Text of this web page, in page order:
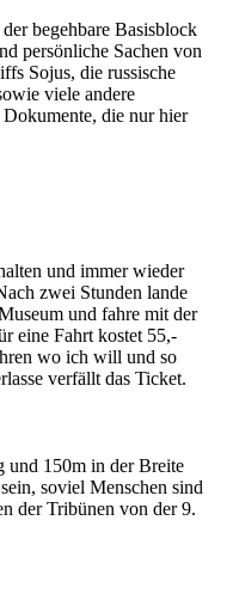
begehbare Basisblock
persönliche Sachen von
Sojus, die russische
viele andere
die nur hier
und immer wieder
zwei Stunden lande
und fahre mit der
eine Fahrt kostet 55,-
wo ich will und so
verfällt das Ticket.
und 150m in der Breite
soviel Menschen sind
der Tribünen von der 9.